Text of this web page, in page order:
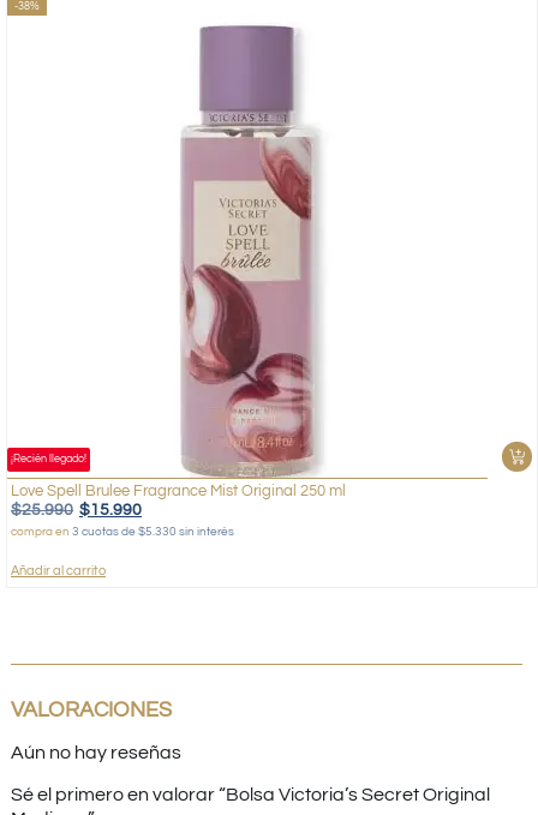
-38%
¡Recién llegado!
Love Spell Brulee Fragrance Mist Original 250 ml
$25.990 $15.990
compra en 3 cuotas de $5.330 sin interés
Añadir al carrito
VALORACIONES
Aún no hay reseñas
Sé el primero en valorar “Bolsa Victoria’s Secret Original